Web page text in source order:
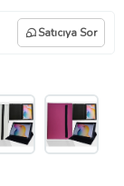
Satıcıya Sor